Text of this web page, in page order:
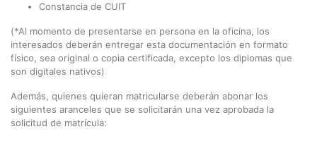
Constancia de CUIT
(*Al momento de presentarse en persona en la oficina, los
interesados deberán entregar esta documentación en formato
físico, sea original o copia certificada, excepto los diplomas que
son digitales nativos)
Además, quienes quieran matricularse deberán abonar los
siguientes aranceles que se solicitarán una vez aprobada la
solicitud de matrícula: